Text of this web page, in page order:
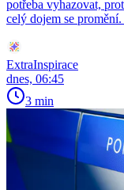
potřeba vyhazovat,
celý dojem se
ExtraInspirace
dnes, 06:45
3 min